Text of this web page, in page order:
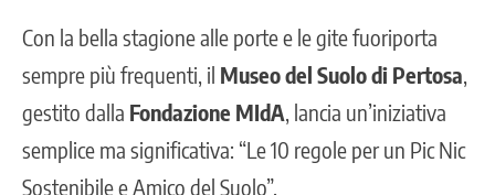
Con la bella stagione alle porte e le gite fuoriporta
sempre più frequenti, il Museo del Suolo di Pertosa
gestito dalla Fondazione MIdA , lancia un’iniziativa
semplice ma significativa: “Le 10 regole per un Pic Nic
Sostenibile e Amico del Suolo”.